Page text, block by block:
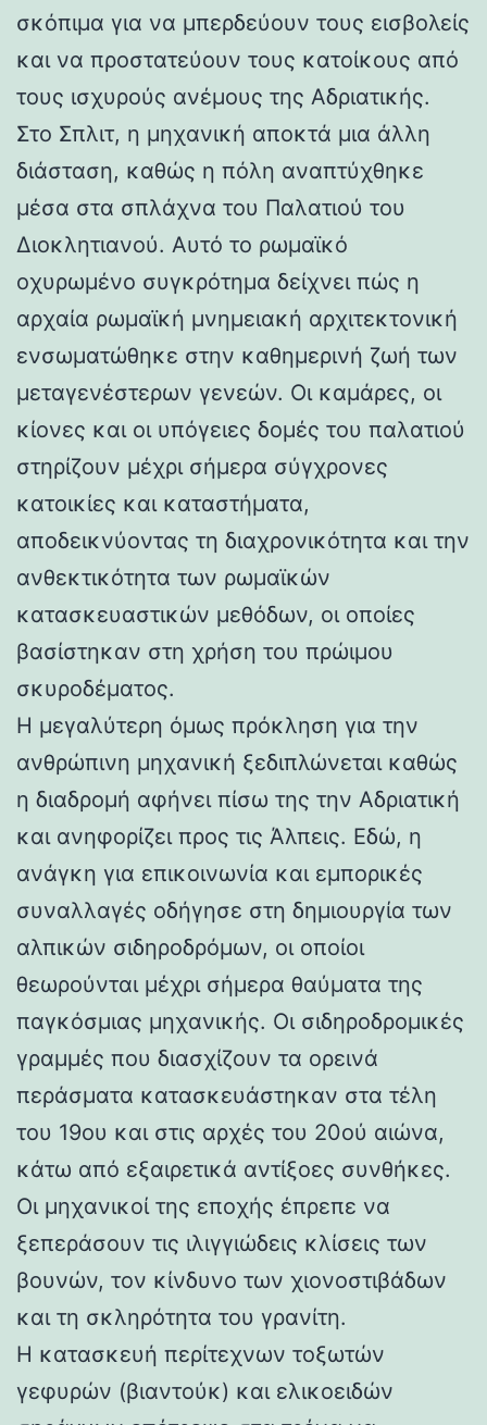
σκόπιμα για να μπερδεύουν τους εισβολείς
και να προστατεύουν τους κατοίκους από
τους ισχυρούς ανέμους της Αδριατικής.
Στο Σπλιτ, η μηχανική αποκτά μια άλλη
διάσταση, καθώς η πόλη αναπτύχθηκε
μέσα στα σπλάχνα του Παλατιού του
Διοκλητιανού. Αυτό το ρωμαϊκό
οχυρωμένο συγκρότημα δείχνει πώς η
αρχαία ρωμαϊκή μνημειακή αρχιτεκτονική
ενσωματώθηκε στην καθημερινή ζωή των
μεταγενέστερων γενεών. Οι καμάρες, οι
κίονες και οι υπόγειες δομές του παλατιού
στηρίζουν μέχρι σήμερα σύγχρονες
κατοικίες και καταστήματα,
αποδεικνύοντας τη διαχρονικότητα και την
ανθεκτικότητα των ρωμαϊκών
κατασκευαστικών μεθόδων, οι οποίες
βασίστηκαν στη χρήση του πρώιμου
σκυροδέματος.
Η μεγαλύτερη όμως πρόκληση για την
ανθρώπινη μηχανική ξεδιπλώνεται καθώς
η διαδρομή αφήνει πίσω της την Αδριατική
και ανηφορίζει προς τις Άλπεις. Εδώ, η
ανάγκη για επικοινωνία και εμπορικές
συναλλαγές οδήγησε στη δημιουργία των
αλπικών σιδηροδρόμων, οι οποίοι
θεωρούνται μέχρι σήμερα θαύματα της
παγκόσμιας μηχανικής. Οι σιδηροδρομικές
γραμμές που διασχίζουν τα ορεινά
περάσματα κατασκευάστηκαν στα τέλη
του 19ου και στις αρχές του 20ού αιώνα,
κάτω από εξαιρετικά αντίξοες συνθήκες.
Οι μηχανικοί της εποχής έπρεπε να
ξεπεράσουν τις ιλιγγιώδεις κλίσεις των
βουνών, τον κίνδυνο των χιονοστιβάδων
και τη σκληρότητα του γρανίτη.
Η κατασκευή περίτεχνων τοξωτών
γεφυρών (βιαντούκ) και ελικοειδών